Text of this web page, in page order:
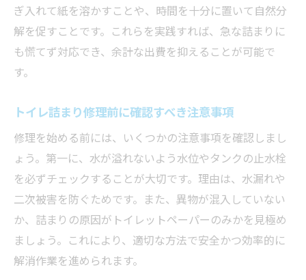
ぎ入れて紙を溶かすことや、時間を十分に置いて自然分
解を促すことです。これらを実践すれば、急な詰まりに
も慌てず対応でき、余計な出費を抑えることが可能で
す。
トイレ詰まり修理前に確認すべき注意事項
修理を始める前には、いくつかの注意事項を確認しまし
ょう。第一に、水が溢れないよう水位やタンクの止水栓
を必ずチェックすることが大切です。理由は、水漏れや
二次被害を防ぐためです。また、異物が混入していない
か、詰まりの原因がトイレットペーパーのみかを見極め
ましょう。これにより、適切な方法で安全かつ効率的に
解消作業を進められます。